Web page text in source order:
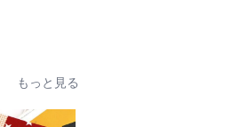
もっと見る